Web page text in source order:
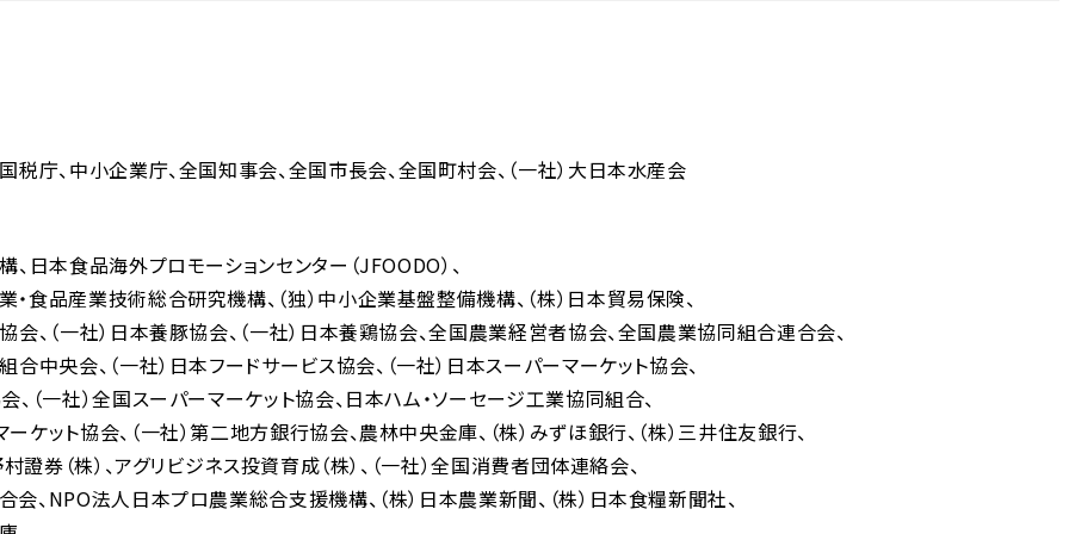
国税庁 中小企業庁 全国知事会 全国市長会 全国町村会 （一社）大日本水産会
日本食品海外プロモーションセンター（JFOODO）
・食品産業技術総合研究機構 （独）中小企業基盤整備機構 （株）日本貿易保険
会 （一社）日本養豚協会 （一社）日本養鶏協会 全国農業経営者協会 全国農業協同組合連合会
合中央会 （一社）日本フードサービス協会 （一社）日本スーパーマーケット協会
（一社）全国スーパーマーケット協会 日本ハム・ソーセージ工業協同組合
ケット協会 （一社）第二地方銀行協会 農林中央金庫 （株）みずほ銀行 （株）三井住友銀行
證券（株） アグリビジネス投資育成（株）
（一社）全国消費者団体連絡会
会 NPO法人日本プロ農業総合支援機構 （株）日本農業新聞
（株）日本食糧新聞社